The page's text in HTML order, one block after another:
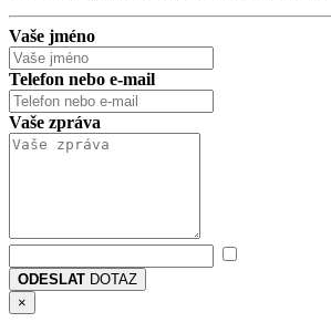
Vaše jméno
Telefon nebo e-mail
Vaše zpráva
ODESLAT DOTAZ
×